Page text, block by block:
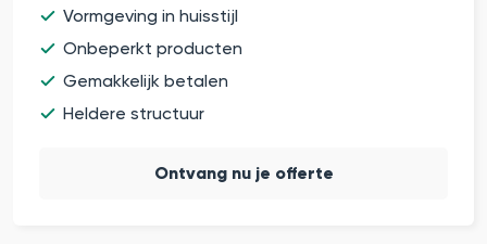
Vormgeving in huisstijl
Onbeperkt producten
Gemakkelijk betalen
Heldere structuur
Ontvang nu je offerte